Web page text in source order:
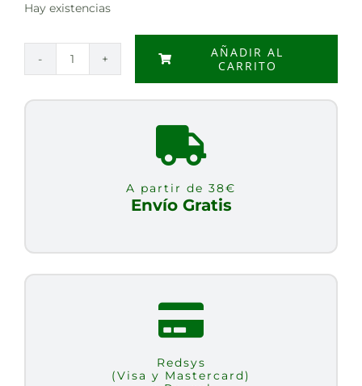
Hay existencias
MICO-
CAPSULAS
AÑADIR AL
CARRITO
A partir de 38€
Envío Gratis
Redsys
(Visa y Mastercard)